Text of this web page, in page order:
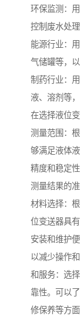
环保监测：
控制废水处
能源行业：
气储罐等，
制药行业：
液、溶剂等
在选择液位
测量范围：
够满足液体
精度和稳定
测量结果的
材料选择：
位变送器具
安装和维护
以减少操作
和服务：选
靠性。可以
修保养等方面